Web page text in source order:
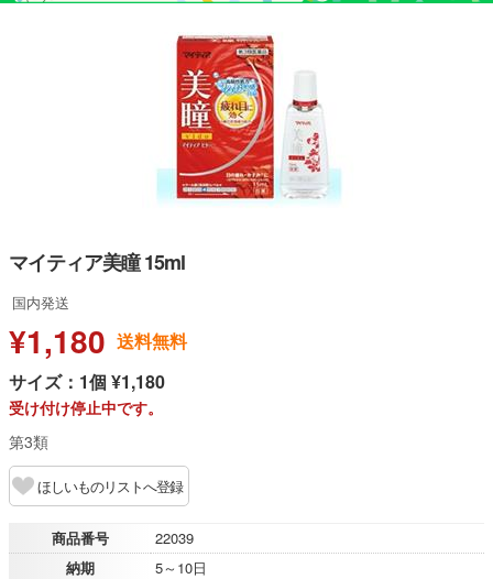
マイティア美瞳 15ml
国内発送
¥1,180 送料無料
サイズ：1個 ¥1,180
受け付け停止中です。
第3類
ほしいものリストへ登録
商品番号
22039
納期
5～10日